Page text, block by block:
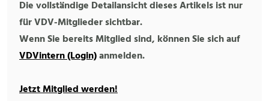
Die vollständige Detailansicht dieses Artikels ist nur
für VDV-Mitglieder sichtbar.
Wenn Sie bereits Mitglied sind, können Sie sich auf
VDVintern (Login)anmelden.
Jetzt Mitglied werden!